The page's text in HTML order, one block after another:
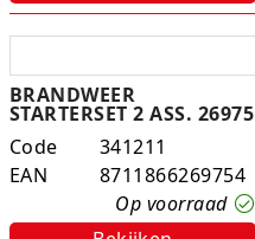
BRANDWEER
STARTERSET 2 ASS. 26975
Code
341211
EAN
8711866269754
Op voorraad